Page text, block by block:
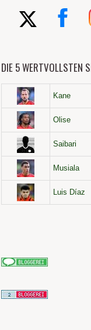
DIE 5 WERTVOLLSTEN
Kane
Olise
Saibari
Musiala
Luis Díaz